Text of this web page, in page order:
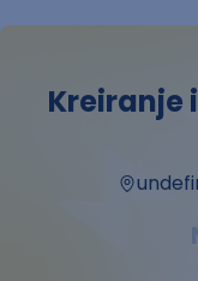
Kreiranje